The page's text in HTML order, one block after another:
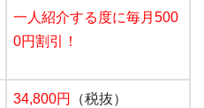
一人紹介する度に毎月500
0円割引！
34,800円 （税抜）